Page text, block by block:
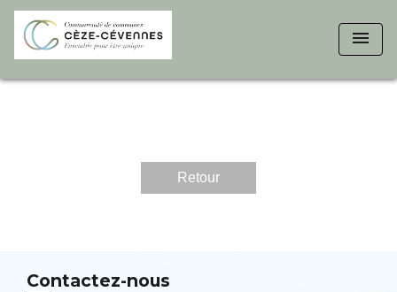
menu
Retour
Contactez-nous